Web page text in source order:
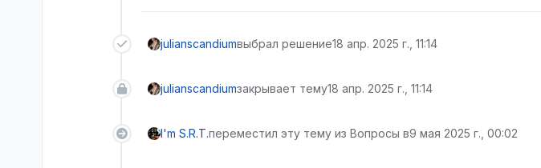
julianscandiumвыбрал решение18 апр. 2025 г., 11:14
julianscandiumзакрывает тему18 апр. 2025 г., 11:14
I'm S.R.T.переместил эту тему из Вопросы в9 мая 2025 г., 00:02